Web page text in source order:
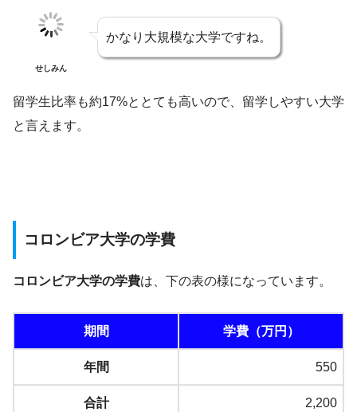
せしみん
かなり大規模な大学ですね。
留学生比率も約17%ととても高いので、留学しやすい大学
と言えます。
コロンビア大学の学費
コロンビア大学の学費は、下の表の様になっています。
期間 学費（万円）
年間 550
合計 2,200